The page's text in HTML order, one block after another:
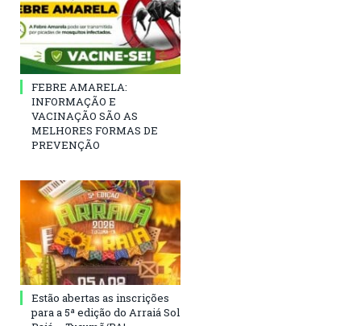
FEBRE AMARELA:
INFORMAÇÃO E
VACINAÇÃO SÃO AS
MELHORES FORMAS DE
PREVENÇÃO
Estão abertas as inscrições
para a 5ª edição do Arraiá Sol